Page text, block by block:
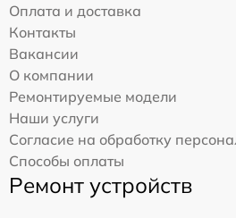
Оплата и доставка
Контакты
Вакансии
О компании
Ремонтируемые модели
Наши услуги
Согласие на обработку
Способы оплаты
Ремонт устройств